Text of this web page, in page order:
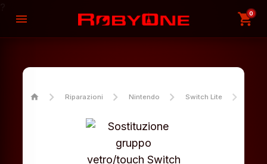
menu shopping_cart
0
home Riparazioni Nintendo Switch Lite